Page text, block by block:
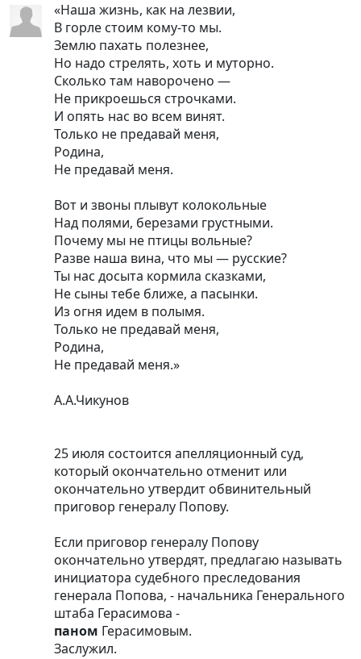
«Наша жизнь, как на лезвии,
В горле стоим кому-то мы.
Землю пахать полезнее,
Но надо стрелять, хоть и муторно.
Сколько там наворочено —
Не прикроешься строчками.
И опять нас во всем винят.
Только не предавай меня,
Родина,
Не предавай меня.
Вот и звоны плывут колокольные
Над полями, березами грустными.
Почему мы не птицы вольные?
Разве наша вина, что мы — русские?
Ты нас досыта кормила сказками,
Не сыны тебе ближе, а пасынки.
Из огня идем в полымя.
Только не предавай меня,
Родина,
Не предавай меня.»
А.А.Чикунов
25 июля состоится апелляционный суд,
который окончательно отменит или
окончательно утвердит обвинительный
приговор генералу Попову.
Если приговор генералу Попову
окончательно утвердят, предлагаю называть
инициатора судебного преследования
генерала Попова, - начальника Генерального
штаба Герасимова -
паном Герасимовым.
Заслужил.